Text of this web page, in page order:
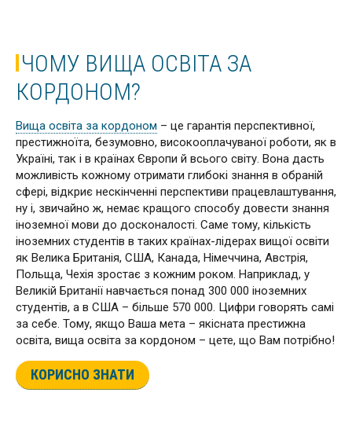
ЧОМУ ВИЩА ОСВІТА ЗА
КОРДОНОМ?
Вища освіта за кордоном – це гарантія перспективної,
престижноїта, безумовно, високооплачуваної роботи, як в
Україні, так і в країнах Європи й всього світу. Вона дасть
можливість кожному отримати глибокі знання в обраній
сфері, відкриє нескінченні перспективи працевлаштування,
ну і, звичайно ж, немає кращого способу довести знання
іноземної мови до досконалості. Саме тому, кількість
іноземних студентів в таких країнах-лідерах вищої освіти
як Велика Британія, США, Канада, Німеччина, Австрія,
Польща, Чехія зростає з кожним роком. Наприклад, у
Великій Британії навчається понад 300 000 іноземних
студентів, а в США – більше 570 000. Цифри говорять самі
за себе. Тому, якщо Ваша мета – якісната престижна
освіта, вища освіта за кордоном – цете, що Вам потрібно!
КОРИСНО ЗНАТИ